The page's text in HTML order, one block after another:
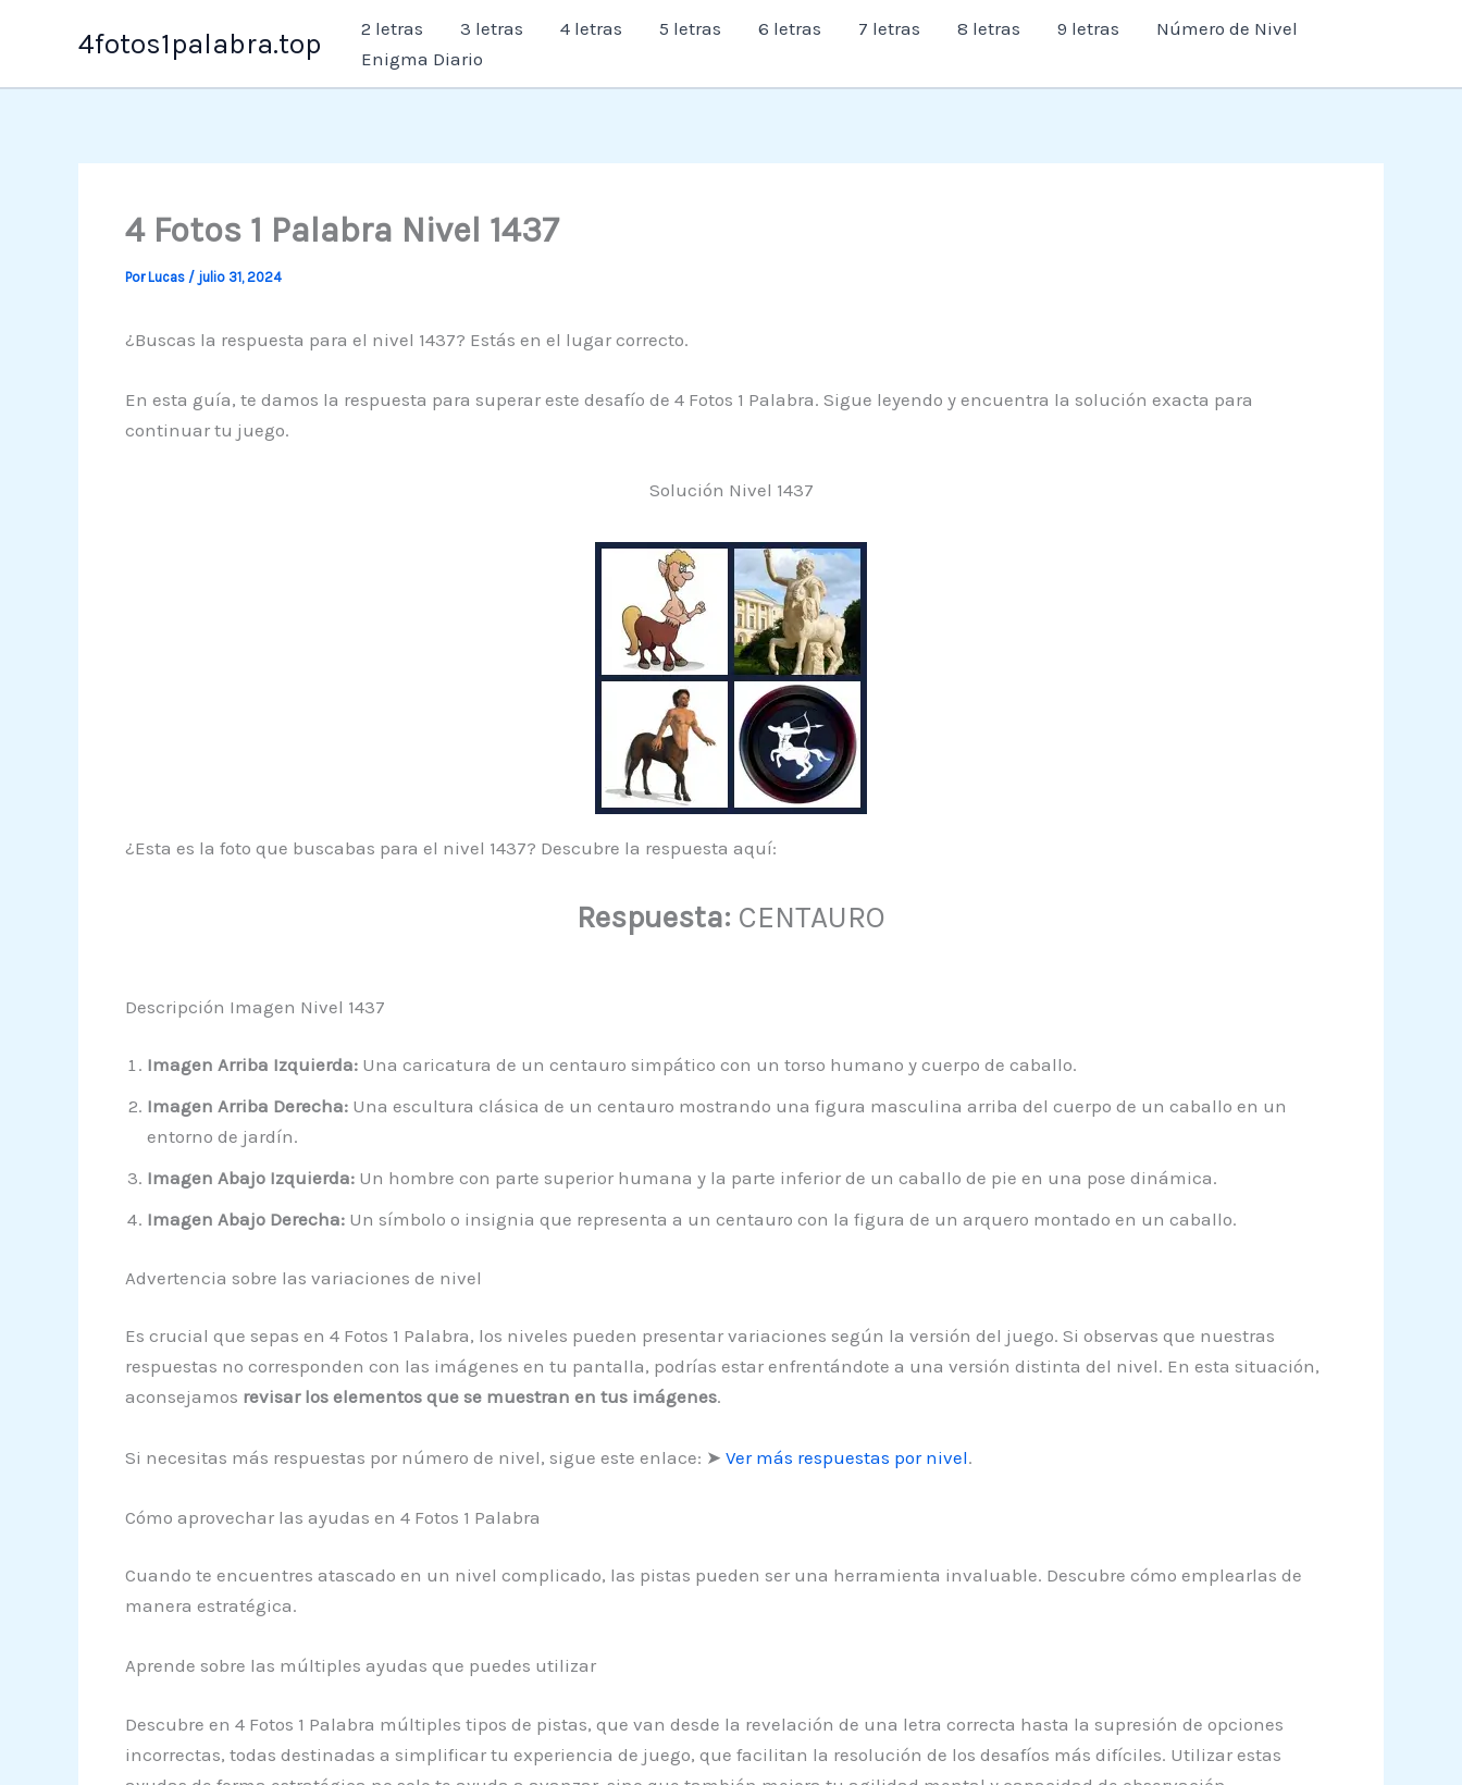
4fotos1palabra.top 2 letras 3 letras 4 letras 5 letras 6 letras 7 letras 8 letras 9 letras
Número de Nivel
Enigma Diario
4 Fotos 1 Palabra Nivel 1437
PorLucas / julio 31, 2024
¿Buscas la respuesta para el nivel 1437? Estás en el lugar correcto.
En esta guía, te damos la respuesta para superar este desafío de 4 Fotos 1 Palabra. Sigue leyendo y encuentra la solución exacta para
continuar tu juego.
Solución Nivel 1437
¿Esta es la foto que buscabas para el nivel 1437? Descubre la respuesta aquí:
Respuesta: CENTAURO
Descripción Imagen Nivel 1437
Imagen Arriba Izquierda:Una caricatura de un centauro simpático con un torso humano y cuerpo de caballo.
Imagen Arriba Derecha:Una escultura clásica de un centauro mostrando una figura masculina arriba del cuerpo de un caballo en un
entorno de jardín.
Imagen Abajo Izquierda:Un hombre con parte superior humana y la parte inferior de un caballo de pie en una pose dinámica.
Imagen Abajo Derecha:Un símbolo o insignia que representa a un centauro con la figura de un arquero montado en un caballo.
Advertencia sobre las variaciones de nivel
Es crucial que sepas en 4 Fotos 1 Palabra, los niveles pueden presentar variaciones según la versión del juego. Si observas que nuestras
respuestas no corresponden con las imágenes en tu pantalla, podrías estar enfrentándote a una versión distinta del nivel. En esta situación,
aconsejamos revisar los elementos que se muestran en tus imágenes.
Si necesitas más respuestas por número de nivel, sigue este enlace: ➤ Ver más respuestas por nivel.
Cómo aprovechar las ayudas en 4 Fotos 1 Palabra
Cuando te encuentres atascado en un nivel complicado, las pistas pueden ser una herramienta invaluable. Descubre cómo emplearlas de
manera estratégica.
Aprende sobre las múltiples ayudas que puedes utilizar
Descubre en 4 Fotos 1 Palabra múltiples tipos de pistas, que van desde la revelación de una letra correcta hasta la supresión de opciones
incorrectas, todas destinadas a simplificar tu experiencia de juego, que facilitan la resolución de los desafíos más difíciles. Utilizar estas